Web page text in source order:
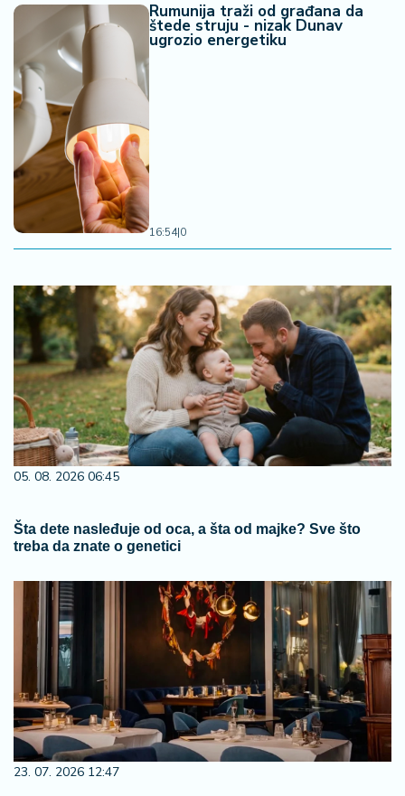
Rumunija traži od građana da
štede struju - nizak Dunav
ugrozio energetiku
16:54|0
05. 08. 2026 06:45
Šta dete nasleđuje od oca, a šta od majke? Sve što
treba da znate o genetici
23. 07. 2026 12:47